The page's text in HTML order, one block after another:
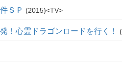
ＳＰ 2015 TV
心霊ドラゴンロードを行く！